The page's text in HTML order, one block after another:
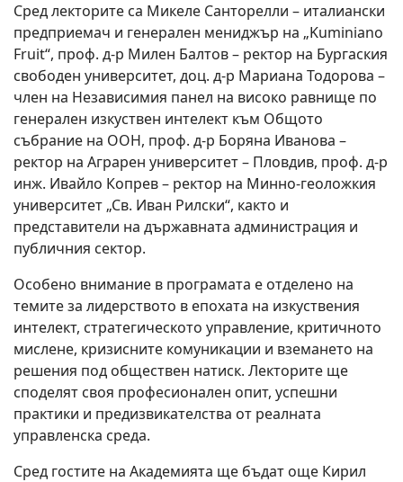
Сред лекторите са Микеле Санторелли – италиански
предприемач и генерален мениджър на „Kuminiano
Fruit“, проф. д-р Милен Балтов – ректор на Бургаския
свободен университет, доц. д-р Мариана Тодорова –
член на Независимия панел на високо равнище по
генерален изкуствен интелект към Общото
събрание на ООН, проф. д-р Боряна Иванова –
ректор на Аграрен университет – Пловдив, проф. д-р
инж. Ивайло Копрев – ректор на Минно-геоложкия
университет „Св. Иван Рилски“, както и
представители на държавната администрация и
публичния сектор.
Особено внимание в програмата е отделено на
темите за лидерството в епохата на изкуствения
интелект, стратегическото управление, критичното
мислене, кризисните комуникации и вземането на
решения под обществен натиск. Лекторите ще
споделят своя професионален опит, успешни
практики и предизвикателства от реалната
управленска среда.
Сред гостите на Академията ще бъдат още Кирил